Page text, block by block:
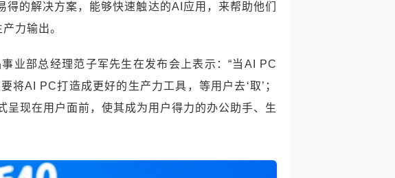
的解决方案，能够快速触达的AI应用，来帮助他们
力输出。
业部总经理范子军先生在发布会上表示：“当AI PC
AI PC打造成更好的生产力工具，等用户去‘取’；
呈现在用户面前，使其成为用户得力的办公助手、生